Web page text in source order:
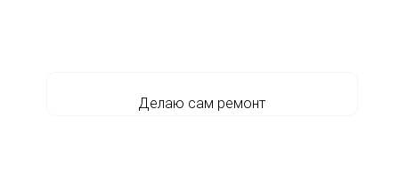
Делаю сам ремонт